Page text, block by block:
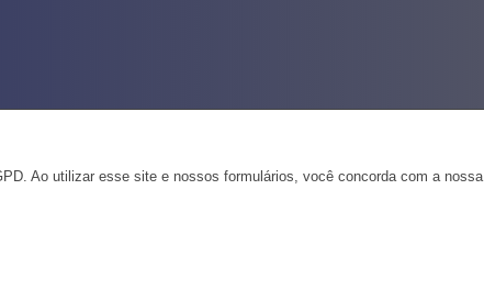
Ao utilizar esse site e nossos formulários, você concorda com a nossa